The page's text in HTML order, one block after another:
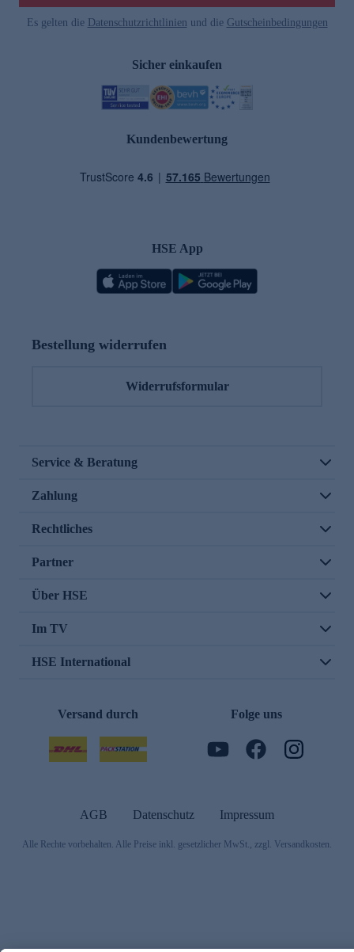
Es gelten die Datenschutzrichtlinien und die Gutscheinbedingungen
Sicher einkaufen
Kundenbewertung
HSE App
Bestellung widerrufen
Widerrufsformular
Service & Beratung
Zahlung
Rechtliches
Partner
Über HSE
Im TV
HSE International
Versand durch Folge uns
AGB Datenschutz Impressum
Alle Rechte vorbehalten. Alle Preise inkl. gesetzlicher MwSt., zzgl. Versandkosten.